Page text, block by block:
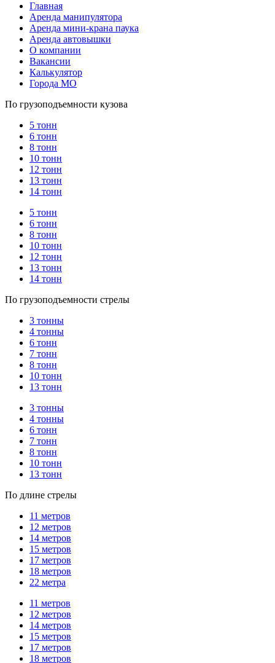
Главная
Аренда манипулятора
Аренда мини-крана паука
Аренда автовышки
О компании
Вакансии
Калькулятор
Города МО
По грузоподъемности кузова
5 тонн
6 тонн
8 тонн
10 тонн
12 тонн
13 тонн
14 тонн
5 тонн
6 тонн
8 тонн
10 тонн
12 тонн
13 тонн
14 тонн
По грузоподъемности стрелы
3 тонны
4 тонны
6 тонн
7 тонн
8 тонн
10 тонн
13 тонн
3 тонны
4 тонны
6 тонн
7 тонн
8 тонн
10 тонн
13 тонн
По длине стрелы
11 метров
12 метров
14 метров
15 метров
17 метров
18 метров
22 метра
11 метров
12 метров
14 метров
15 метров
17 метров
18 метров